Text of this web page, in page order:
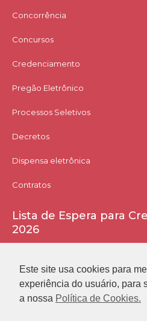
Concorrência
Concursos
Credenciamento
Pregão Eletrônico
Processos Seletivos
Decretos
Dispensa eletrônica
Contratos
Lista de Espera para
2026
Este site usa cookies para
experiência do usuário, para
a nossa Política de Cookies.